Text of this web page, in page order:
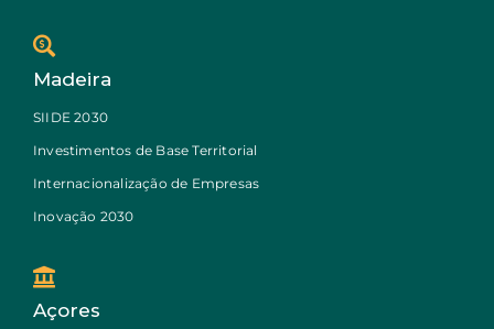
Madeira
SIIDE 2030
Investimentos de Base Territorial
Internacionalização de Empresas
Inovação 2030
Açores